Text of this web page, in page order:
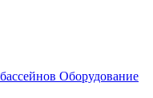
Оборудование